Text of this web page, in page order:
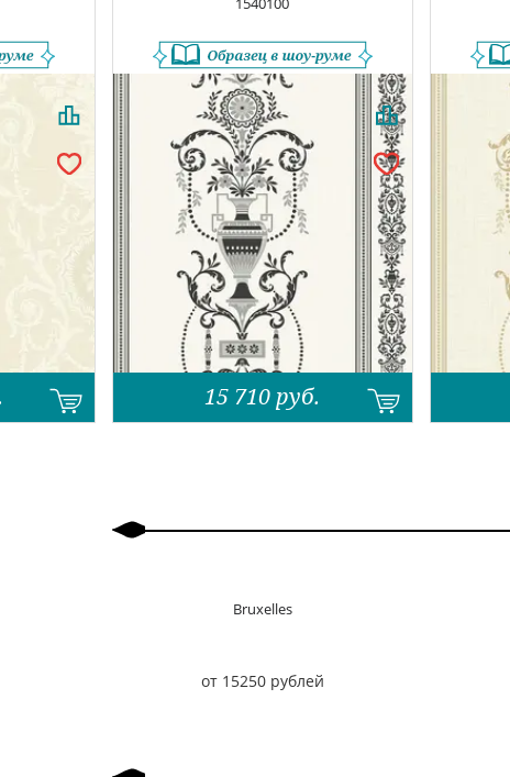
1540100
15 710 руб.
Bruxelles
от 15250 рублей